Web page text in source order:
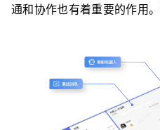
通和协作也有着重要的作用